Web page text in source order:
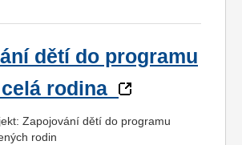
dětí do programu
rodina
Zapojování dětí do programu
rodin